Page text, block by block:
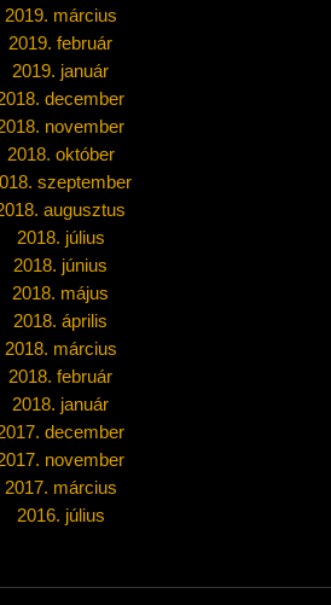
2019. március
2019. február
2019. január
december
november
2018. október
szeptember
augusztus
2018. július
2018. június
2018. május
2018. április
2018. március
2018. február
2018. január
december
november
2017. március
2016. július